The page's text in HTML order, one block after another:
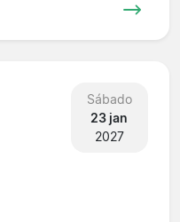
Sábado
23 jan
2027